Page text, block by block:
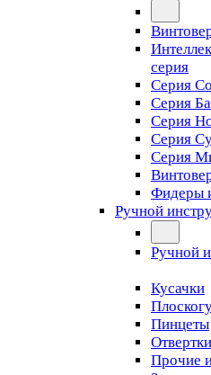
серия
Серия
Серия
Серия
Серия
Серия
Фидеры
Ручной
Ручной
Кусачки
Пинцеты
Отвертки
Прочие